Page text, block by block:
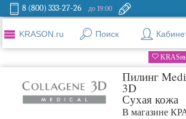
8 (800) 333-27-26 до 19:00
KRASON.ru Поиск
Пилинг
3D
Сухая кожа
В магазине